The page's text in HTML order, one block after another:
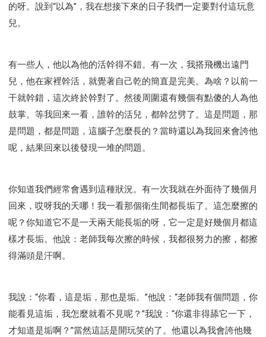
的呀。說到“以為”，我在想接下來的日子我們一定要對付這玩意
兒。
有一些人，他以為他的活幹得不錯。有一次，我搭飛機出遠門
兒，他在家裡幹活，就覺著自己乾的簡直是完美。為啥？以前一
干就幹錯，這次終於幹對了。然後周圍還有幾個有點傻的人為他
鼓掌。等我回來一看，誰幹的活兒，都幹岔劈了。這是問題，那
是問題，都是問題，這腦子怎麼長的？當時還以為我回來會誇他
呢，結果回來以後發現一堆的問題。
你知道我們經常會遇到這種狀況。有一次我就在外面待了幾個月
回來，哎呀我的天哪！我一看那個衛生間都長垢了。這怎麼擦的
呢？你知道它不是一天兩天能長垢的呀，它一定是好幾個月都這
樣才長垢。他說：老師我每次擦的時候，我都很努力的擦，都擦
得滿頭是汗啊。
我說：“你看，這是垢，那也是垢。”他說：“老師我有個問題，你
能看見這垢，我怎麼就看不見呢？”我說：“你還非得舔它一下，
才知道是垢啊？”當然這話是開玩笑的了。他還以為我會誇他幾